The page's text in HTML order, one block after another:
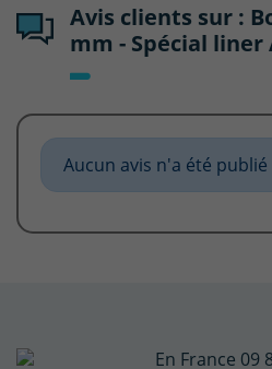
Avis clients sur :
mm - Spécial
Aucun avis n'a été